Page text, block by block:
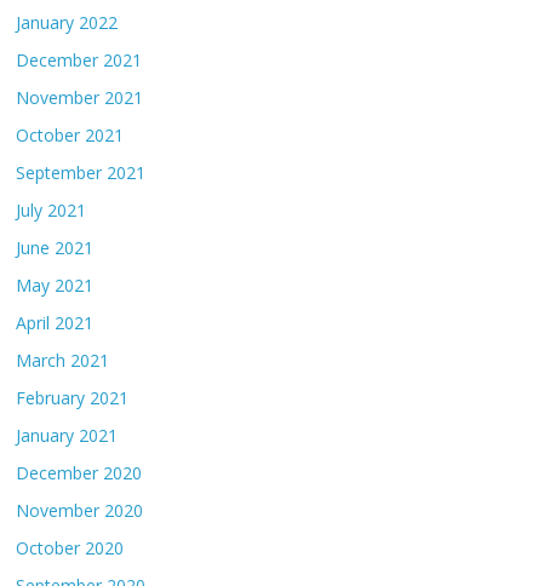
January 2022
December 2021
November 2021
October 2021
September 2021
July 2021
June 2021
May 2021
April 2021
March 2021
February 2021
January 2021
December 2020
November 2020
October 2020